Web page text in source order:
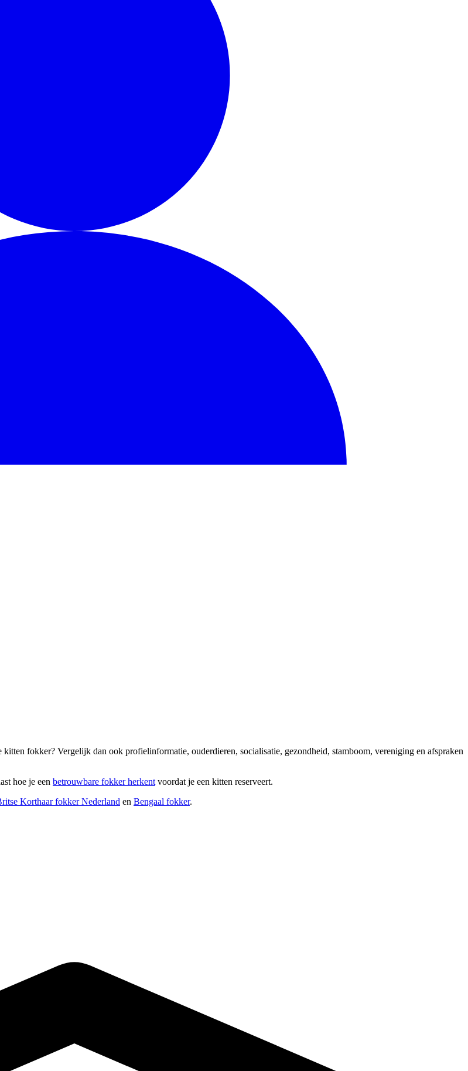
fokker? Vergelijk dan ook profielinformatie, ouderdieren, socialisatie, gezondheid, stamboom, vereniging en afspraken
hoe je een betrouwbare fokker herkent voordat je een kitten reserveert.
Korthaar fokker Nederland en Bengaal fokker.